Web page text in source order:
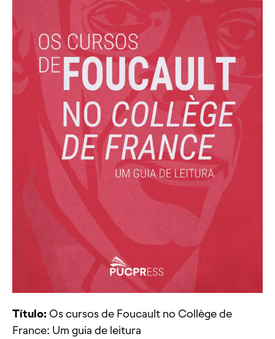
Título: Os cursos de Foucault no Collège de
France: Um guia de leitura